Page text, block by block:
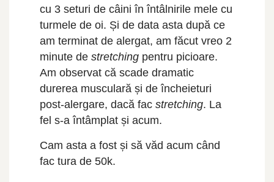
cu 3 seturi de câini în întâlnirile mele cu
turmele de oi. Și de data asta după ce
am terminat de alergat, am făcut vreo 2
minute de stretching pentru picioare.
Am observat că scade dramatic
durerea musculară și de încheieturi
post-alergare, dacă fac stretching. La
fel s-a întâmplat și acum.
Cam asta a fost și să văd acum când
fac tura de 50k.